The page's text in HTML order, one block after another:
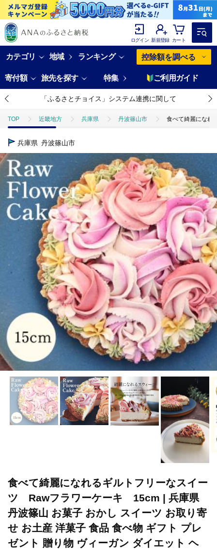
ログイン 新規登録 カート
カテゴリ 地域 ランキング 控除額を調べる
寄付額 旅先を探す 特集 ご利用ガイド
「ふるさとチョイス」システム連携に関して
TOP 近畿地方 兵庫県 丹波篠山市 食べて綺麗になれ
兵庫県 丹波篠山市
食べて綺麗になれるギルトフリーなスイー
ツ Rawフラワーケーキ 15cm | 兵庫県
丹波篠山 お菓子 おかし スイーツ お取り寄
せ お土産 洋菓子 食品 食べ物 ギフト プレ
ゼント 贈り物 ヴィーガン ダイエット ヘ